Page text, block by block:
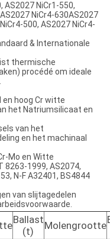
AS2027 NiCr1-550,
NiCr4-630AS2027
500, AS2027 NiCr4-
& Internationale
thermische
procédé om ideale
en hoog Cr witte
het Natriumsilicaat en
van het
en het machinaal
Mo en Witte
8263-1999, AS2074,
N-F A32401, BS4844
van slijtagedelen
Ballast
(t)
Molengrootte